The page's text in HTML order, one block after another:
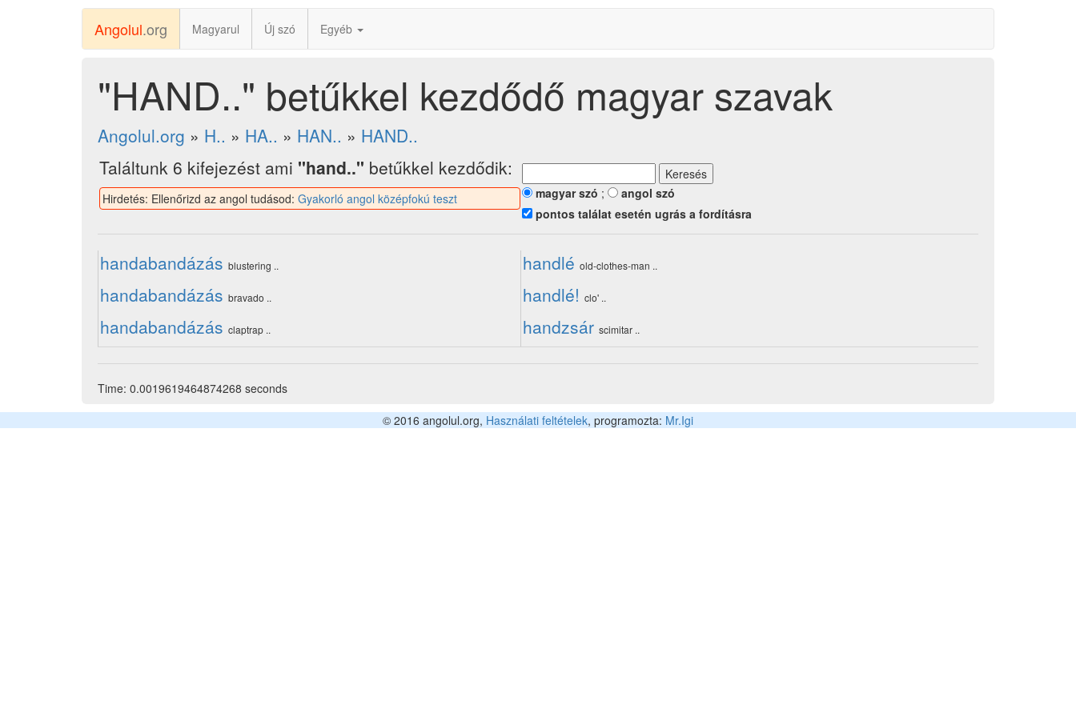
Angolul.org Magyarul Új szó Egyéb
"HAND.." betűkkel kezdődő magyar szavak
Angolul.org » H.. » HA.. » HAN.. » HAND..
Találtunk 6 kifejezést ami "hand.." betűkkel kezdődik:
Hirdetés: Ellenőrizd az angol tudásod: Gyakorló angol középfokú teszt magyar szó ;
angol szó
pontos találat esetén ugrás a fordításra
handabandázás blustering ..
handabandázás bravado ..
handabandázás claptrap ..
handlé old-clothes-man ..
handlé! clo' ..
handzsár scimitar ..
Time: 0.0019619464874268 seconds
© 2016 angolul.org, Használati feltételek, programozta: Mr.Igi